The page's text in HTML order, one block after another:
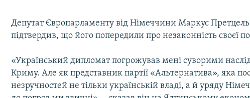
Депутат Європарламенту від Німеччини Маркус Претцель
підтвердив, що його попередили про незаконність своєї
«Український дипломат погрожував мені суворими
Криму. Але як представник партії «Альтернатива», яка
незручностей не тільки українській владі, а й уряду